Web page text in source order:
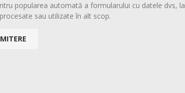
popularea automată a formularului cu datele dvs, la
sau utilizate în alt scop.